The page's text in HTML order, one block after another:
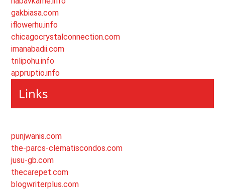
gakbiasa.com
iflowerhu.info
chicagocrystalconnection.com
imanabadii.com
trilipohu.info
appruptio.info
Links
punjwanis.com
the-parcs-clematiscondos.com
jusu-gb.com
thecarepet.com
blogwriterplus.com